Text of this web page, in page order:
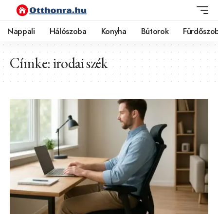
Nappali Hálószoba Konyha Bútorok
Címke:irodai szék